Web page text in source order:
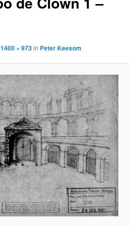
1400 × 973in Peter Keesom